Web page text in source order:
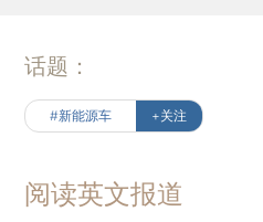
话题：
#新能源车 +关注
阅读英文报道